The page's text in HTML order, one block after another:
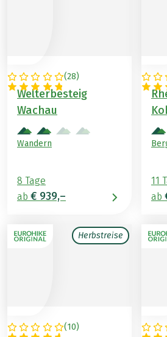
(28)
ÖSTERREICH
Welterbesteig
Wachau
Wandern
8 Tage
ab € 939,–
11
ab
Herbstreise
(10)
DEUTSCHLAND